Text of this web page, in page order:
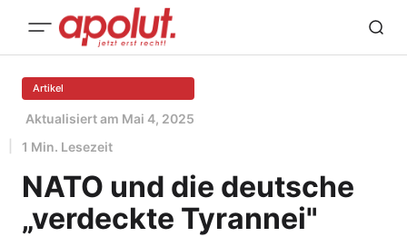
Artikel
Aktualisiert am Mai 4, 2025
1 Min. Lesezeit
NATO und die deutsche
„verdeckte Tyrannei"